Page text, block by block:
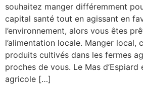
souhaitez manger différemment
capital santé tout en agissant en
l’environnement, alors vous êtes
l’alimentation locale. Manger local,
produits cultivés dans les fermes
proches de vous. Le Mas
agricole […]